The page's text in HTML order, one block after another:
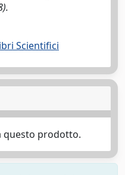
Scientifici
questo prodotto.